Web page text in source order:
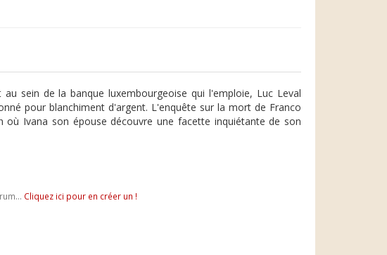
sein de la banque luxembourgeoise qui l'emploie, Luc Leval
pour blanchiment d'argent. L'enquête sur la mort de Franco
Ivana son épouse découvre une facette inquiétante de son
Cliquez ici pour en créer un !